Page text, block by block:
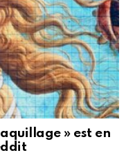
» est en